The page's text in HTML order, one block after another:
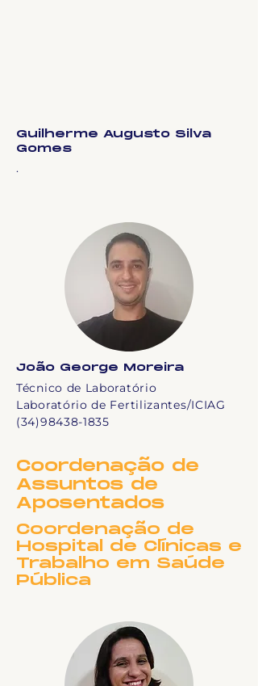
Guilherme Augusto Silva
Gomes
.
João George Moreira
Técnico de Laboratório
Laboratório de Fertilizantes/ICIAG
(34)98438-1835
Coordenação de
Assuntos de
Aposentados
Coordenação de
Hospital de Clínicas e
Trabalho em Saúde
Pública